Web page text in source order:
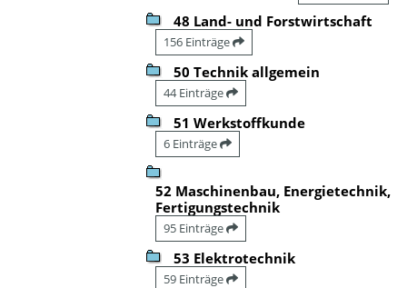
48 Land- und Forstwirtschaft
156 Einträge
50 Technik allgemein
44 Einträge
51 Werkstoffkunde
6 Einträge
52 Maschinenbau, Energietechnik,
Fertigungstechnik
95 Einträge
53 Elektrotechnik
59 Einträge